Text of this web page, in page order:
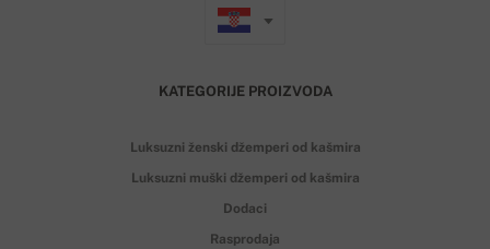
KATEGORIJE PROIZVODA
Luksuzni ženski džemperi od kašmira
Luksuzni muški džemperi od kašmira
Dodaci
Rasprodaja